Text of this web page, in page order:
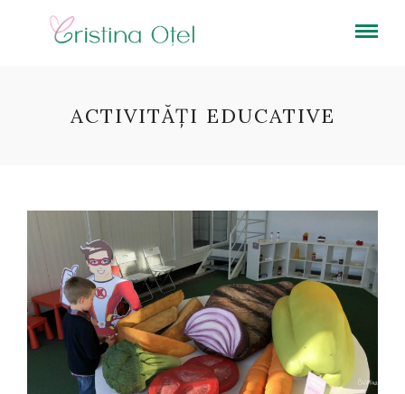
ACTIVITĂȚI EDUCATIVE